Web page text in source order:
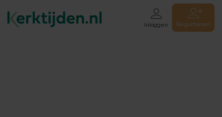
Inloggen Registreren